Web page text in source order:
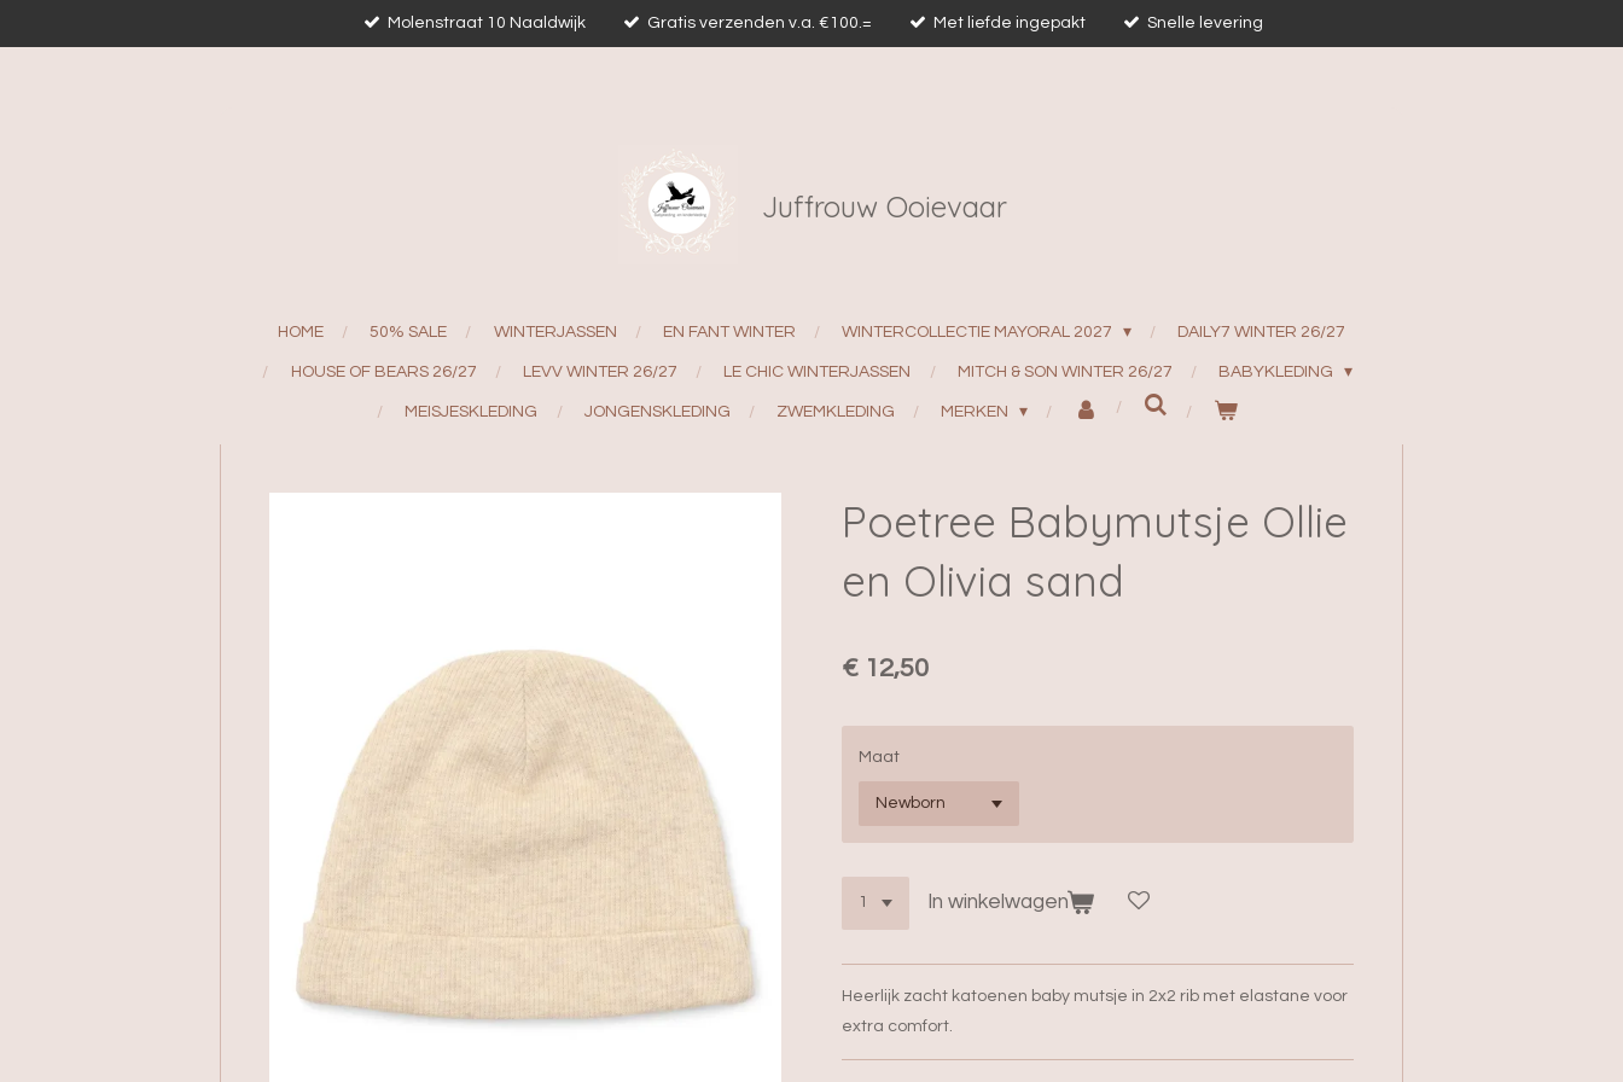
Molenstraat 10 Naaldwijk Gratis verzenden v.a. €100.= Met liefde ingepakt Snelle levering
Juffrouw Ooievaar
HOME 50% SALE WINTERJASSEN EN FANT WINTER WINTERCOLLECTIE MAYORAL 2027 DAILY7 WINTER 26/27
HOUSE OF BEARS 26/27 LEVV WINTER 26/27 LE CHIC WINTERJASSEN MITCH & SON WINTER 26/27 BABYKLEDING
MEISJESKLEDING JONGENSKLEDING ZWEMKLEDING MERKEN
Poetree Babymutsje Ollie
en Olivia sand
€ 12,50
Maat
In winkelwagen
Heerlijk zacht katoenen baby mutsje in 2x2 rib met elastane voor
extra comfort.